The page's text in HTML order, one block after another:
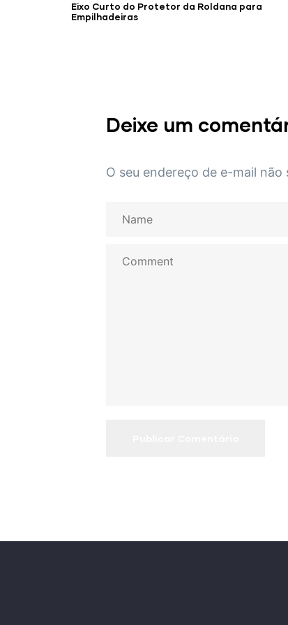
Eixo Curto do Protetor da Roldana para
Empilhadeiras
Deixe um
O seu endereço de e-mail não